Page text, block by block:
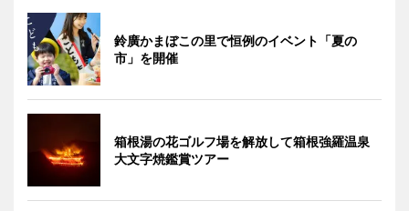
鈴廣かまぼこの里で恒例のイベント「夏の
市」を開催
箱根湯の花ゴルフ場を解放して箱根強羅温泉
大文字焼鑑賞ツアー